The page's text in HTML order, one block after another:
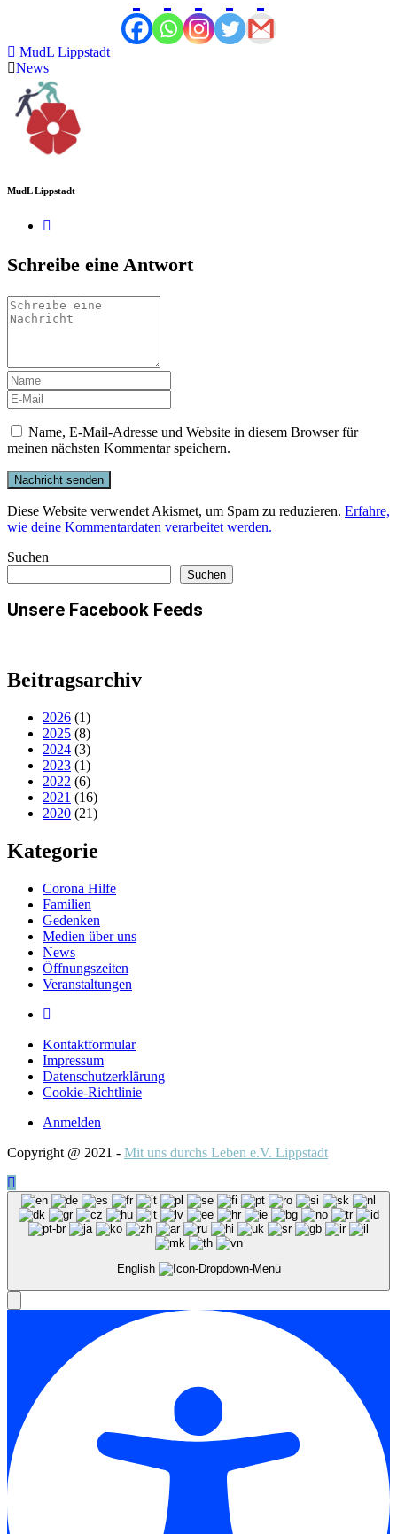
MudL Lippstadt
News
MudL Lippstadt
Schreibe eine Antwort
Name, E-Mail-Adresse und Website in diesem Browser für
meinen nächsten Kommentar speichern.
Diese Website verwendet Akismet, um Spam zu reduzieren. Erfahre,
wie deine Kommentardaten verarbeitet werden.
Suchen
Suchen
Unsere Facebook Feeds
Beitragsarchiv
2026 (1)
2025 (8)
2024 (3)
2023 (1)
2022 (6)
2021 (16)
2020 (21)
Kategorie
Corona Hilfe
Familien
Gedenken
Medien über uns
News
Öffnungszeiten
Veranstaltungen
Kontaktformular
Impressum
Datenschutzerklärung
Cookie-Richtlinie
Anmelden
Copyright @ 2021 - Mit uns durchs Leben e.V. Lippstadt
English